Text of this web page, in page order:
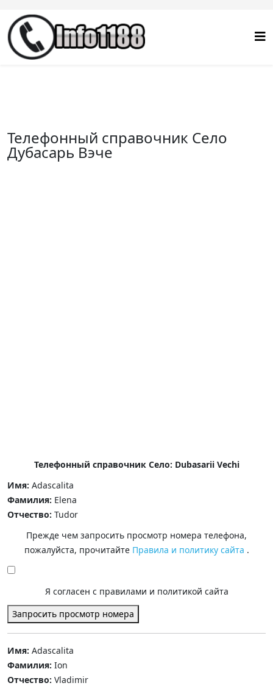
Телефонный справочник Село
Дубасарь Вэче
Телефонный справочник Село: Dubasarii Vechi
Имя: Adascalita
Фамилия: Elena
Отчество: Tudor
Прежде чем запросить просмотр номера телефона,
пожалуйста, прочитайте Правила и политику сайта .
Я согласен с правилами и политикой сайта
Запросить просмотр номера
Имя: Adascalita
Фамилия: Ion
Отчество: Vladimir